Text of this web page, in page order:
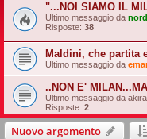
"...NOI SIAMO IL
Ultimo messaggio da
Risposte: 38
Maldini, che partita
Ultimo messaggio da
..NON E'
Ultimo messaggio da
Risposte: 2
Nuovo argomento